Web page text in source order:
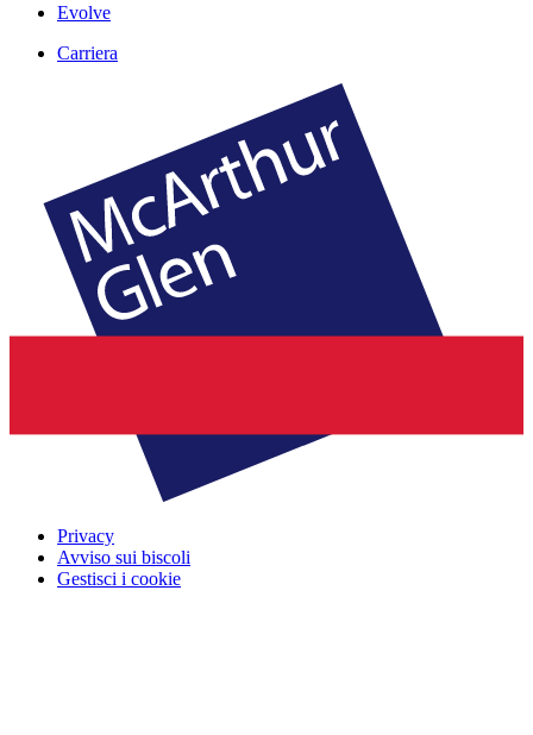
Evolve
Carriera
Privacy
Avviso sui biscoli
Gestisci i cookie